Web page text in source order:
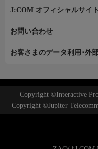
J:COM オフィシャルサイト
お問い合わせ
お客さまのデータ利用･外
Copyright ©Interactive
Copyright ©Jupiter